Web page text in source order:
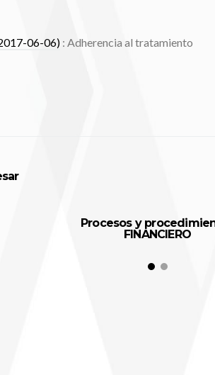
06-06) : Adherencia al tratamiento
Procesos y
FINANCIERO